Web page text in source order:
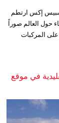
فالكون 9 تابع لشركة سبيس إكس ارتطم
حول العالم صوراً
المركبات
في موقع